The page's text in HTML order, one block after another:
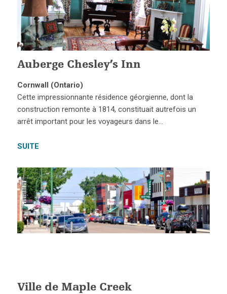
Auberge Chesley’s Inn
Cornwall (Ontario)
Cette impressionnante résidence géorgienne, dont la
construction remonte à 1814, constituait autrefois un
arrêt important pour les voyageurs dans le…
SUITE
Ville de Maple Creek